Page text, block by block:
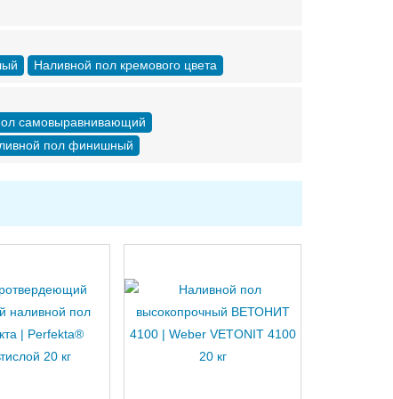
Наливной пол кремового цвета
самовыравнивающий
пол финишный